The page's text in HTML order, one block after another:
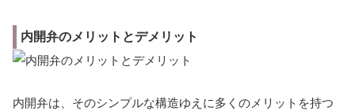
内開弁のメリットとデメリット
内開弁は、そのシンプルな構造ゆえに多くのメリットを持つ